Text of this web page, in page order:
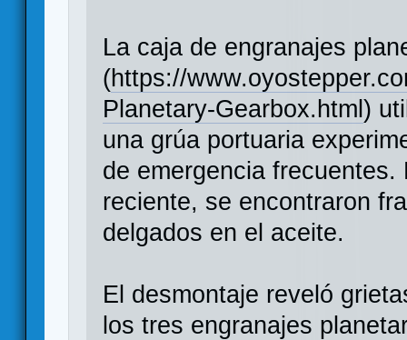
La caja de engranajes
(https://
Planetary-Gearbox.html)
una grúa portuaria
de emergencia
reciente, se encontraron
delgados en el aceite.
El desmontaje reveló
los tres engranajes